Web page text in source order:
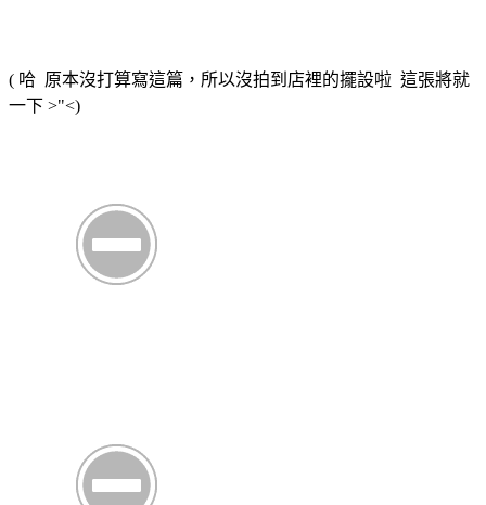
( 哈 原本沒打算寫這篇，所以沒拍到店裡的擺設啦 這張將就
一下 >"<)